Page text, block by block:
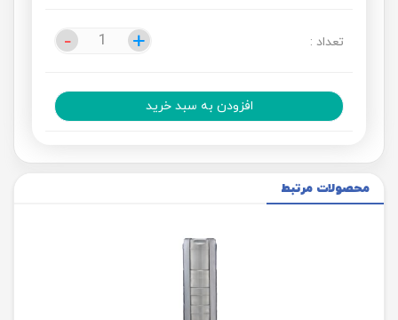
تعداد : +
- +
-
افزودن به سبد خرید
محصولات مرتبط